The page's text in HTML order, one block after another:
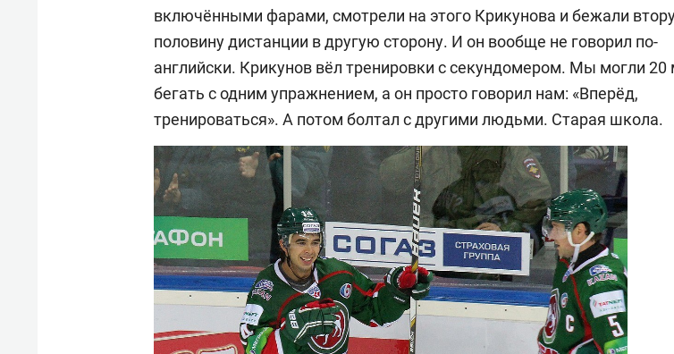
включёнными фарами, смотрели на этого Крикунова и бежали
половину дистанции в другую сторону. И он вообще не говорил по-
английски. Крикунов вёл тренировки с секундомером. Мы могли 20
бегать с одним упражнением, а он просто говорил нам: «Вперёд,
тренироваться». А потом болтал с другими людьми. Старая школа.